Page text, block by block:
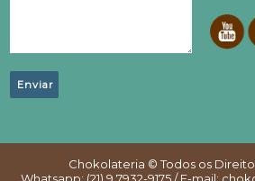
!
Chokolateria © Todos os